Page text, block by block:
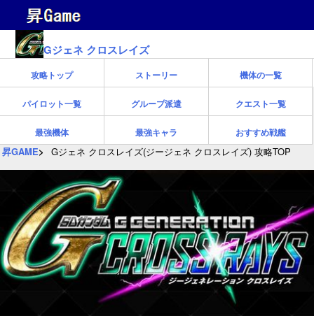
Gジェネ クロスレイズ
攻略トップ ストーリー 機体の一覧
パイロット一覧 グループ派遣 クエスト一覧
最強機体 最強キャラ おすすめ戦艦
昇GAME Gジェネ クロスレイズ(ジージェネ クロスレイズ) 攻略TOP